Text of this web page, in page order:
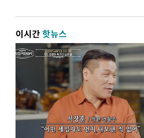
이시간핫뉴스